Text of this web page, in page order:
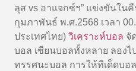
ลุส vs อาแจกซ์ฯ” แข่งขันใน
กุมภาพันธ์ พ.ศ.2568 เวลา
ประเทศไทย) วิเคราะห์บอล จั
บอล เซียนบอลทั้งหลาย ลอง
ทรรศนะบอล การให้ทีเด็ดบอ